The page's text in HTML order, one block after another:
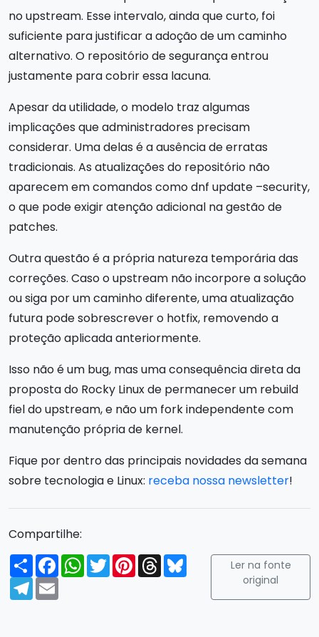
no upstream. Esse intervalo, ainda que curto, foi
suficiente para justificar a adoção de um caminho
alternativo. O repositório de segurança entrou
justamente para cobrir essa lacuna.
Apesar da utilidade, o modelo traz algumas
implicações que administradores precisam
considerar. Uma delas é a ausência de erratas
tradicionais. As atualizações do repositório não
aparecem em comandos como dnf update –security,
o que pode exigir atenção adicional na gestão de
patches.
Outra questão é a própria natureza temporária das
correções. Caso o upstream não incorpore a solução
ou siga por um caminho diferente, uma atualização
futura pode sobrescrever o hotfix, removendo a
proteção aplicada anteriormente.
Isso não é um bug, mas uma consequência direta da
proposta do Rocky Linux de permanecer um rebuild
fiel do upstream, e não um fork independente com
manutenção própria de kernel.
Fique por dentro das principais novidades da semana
sobre tecnologia e Linux: receba nossa newsletter!
Compartilhe:
Compartilhar
FacebookWhatsApp
TwitterPinterest
ThreadsBluesky
Telegram
Email
Ler na fonte
original